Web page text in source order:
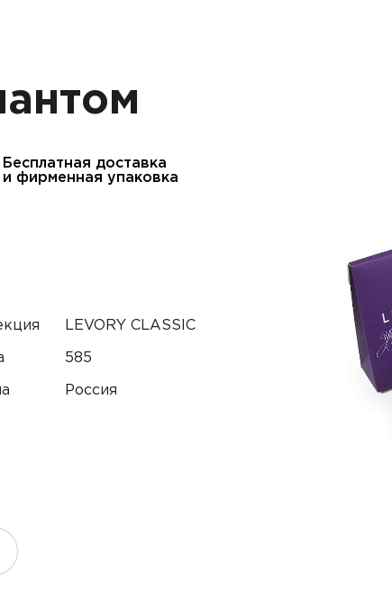
Бесплатная доставка
и фирменная упаковка
LEVORY CLASSIC
585
Россия